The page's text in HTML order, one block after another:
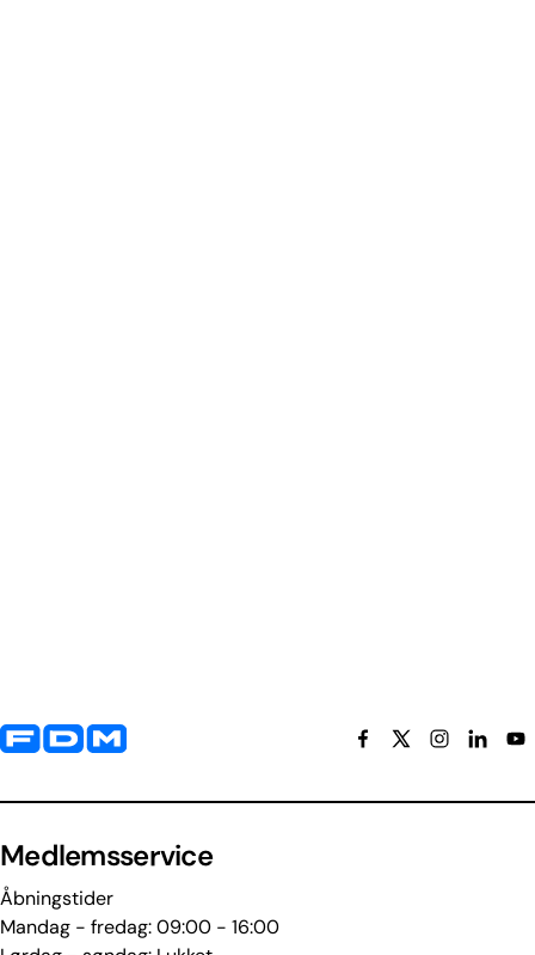
Yderligere information og kontaktoplysninger
Medlemsservice
Åbningstider
Mandag - fredag: 09:00 - 16:00